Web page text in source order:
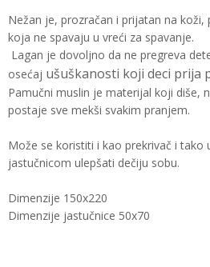
Nežan je, prozračan i prijatan na koži,
koja ne spavaju u vreći za spavanje.
Lagan je dovoljno da ne pregreva
osećaj ušuškanosti koji deci prija
Pamučni muslin je materijal koji diše,
postaje sve mekši svakim pranjem.
Može se koristiti i kao prekrivač i tako
jastučnicom ulepšati dečiju sobu.
Dimenzije 150x220
Dimenzije jastučnice 50x70